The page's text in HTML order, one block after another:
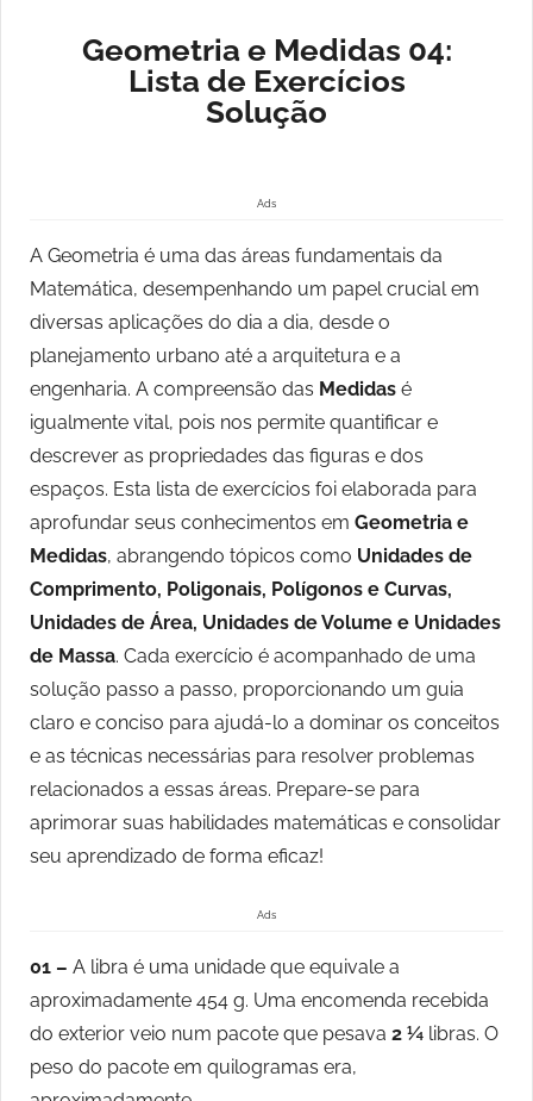
Geometria e Medidas 04:
Lista de Exercícios
Solução
Ads
A Geometria é uma das áreas fundamentais da
Matemática, desempenhando um papel crucial em
diversas aplicações do dia a dia, desde o
planejamento urbano até a arquitetura e a
engenharia. A compreensão das Medidas é
igualmente vital, pois nos permite quantificar e
descrever as propriedades das figuras e dos
espaços. Esta lista de exercícios foi elaborada para
aprofundar seus conhecimentos em Geometria e
Medidas, abrangendo tópicos como Unidades de
Comprimento, Poligonais, Polígonos e Curvas,
Unidades de Área, Unidades de Volume e Unidades
de Massa. Cada exercício é acompanhado de uma
solução passo a passo, proporcionando um guia
claro e conciso para ajudá-lo a dominar os conceitos
e as técnicas necessárias para resolver problemas
relacionados a essas áreas. Prepare-se para
aprimorar suas habilidades matemáticas e consolidar
seu aprendizado de forma eficaz!
Ads
01 – A libra é uma unidade que equivale a
aproximadamente 454 g. Uma encomenda recebida
do exterior veio num pacote que pesava 2 ¼ libras. O
peso do pacote em quilogramas era,